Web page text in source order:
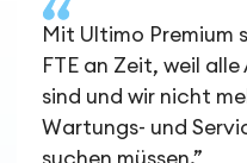
Mit Ultimo Premium
FTE an Zeit, weil
sind und wir nicht
Wartungs- und
suchen müssen.”